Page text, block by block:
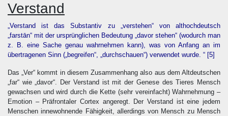
Verstand
„Verstand ist das Substantiv zu „verstehen“ von althochdeutsch
„farstān“ mit der ursprünglichen Bedeutung „davor stehen“ (wodurch man
z. B. eine Sache genau wahrnehmen kann), was von Anfang an im
übertragenen Sinn („begreifen“, „durchschauen“) verwendet wurde. “ [5]
Das „Ver“ kommt in diesem Zusammenhang also aus dem Altdeutschen
„far“ wie „davor“. Der Verstand ist mit der Genese des Tieres Mensch
gewachsen und wird durch die Kette (sehr vereinfacht) Wahrnehmung –
Emotion – Präfrontaler Cortex angeregt. Der Verstand ist eine jedem
Menschen innewohnende Fähigkeit, allerdings von Mensch zu Mensch